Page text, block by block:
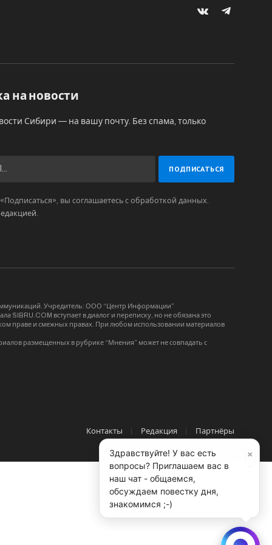
VKontakteTelegram
на новости
Сибири — на вашу почту. Без спама, только
вы соглашаетесь с обработкой данных.
.
Учредитель: ООО “Центр Информации”
SIBRU.COM вступает в диалог и переписку, но не обязана это
праве и смежных правах. При любом использовании материалов
размещенных в рубрике “Мнения” может не совпадать с
Контакты Редакция Партнёры
×
Здравствуйте! У вас есть
вопросы? Приглашаем вас в
наш чат - общаемся,
обсуждаем повестку дня,
знакомимся ;-)